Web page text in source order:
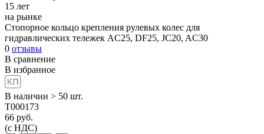
15 лет
на рынке
Стопорное кольцо крепления рулевых колес для
гидравлических тележек AC25, DF25, JC20, AC30
0 отзывы
В сравнение
В избранное
В наличии > 50 шт.
T000173
66 руб.
(с НДС)